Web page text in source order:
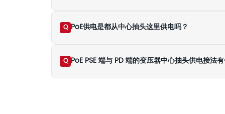
Q PoE供电是都从中心抽头这里供电吗？
Q PoE PSE 端与 PD 端的变压器中心抽头供电接法